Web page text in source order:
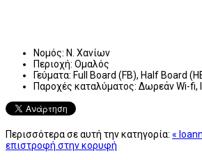
Νομός: Ν. Χανίων
Περιοχή: Ομαλός
Γεύματα: Full Board (FB), Half Board
Παροχές καταλύματος: Δωρεάν Wi-fi,
Περισσότερα σε αυτή την κατηγορία: «
επιστροφή στην κορυφή